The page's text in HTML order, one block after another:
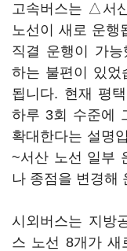
고속버스는 △서
노선이 새로 운행
직결 운행이 가
하는 불편이 있었
됩니다. 현재 평
하루 3회 수준에
확대한다는 설명
~서산 노선 일부
나 종점을 변경해
시외버스는 지방
스 노선 8개가